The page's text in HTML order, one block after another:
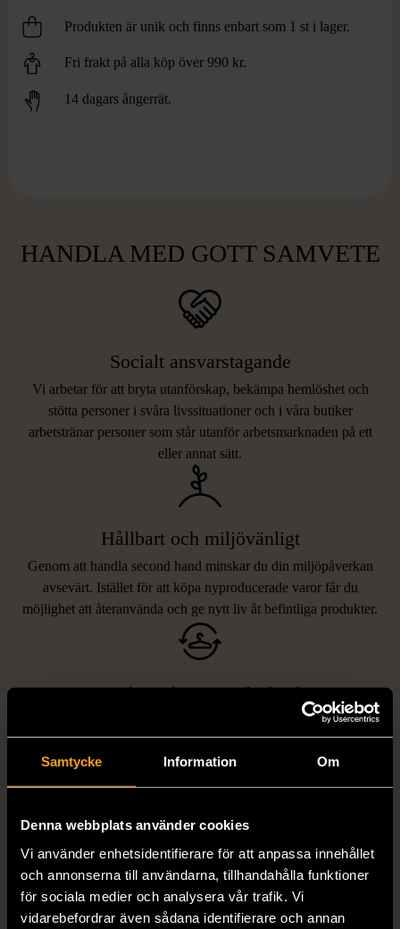
Samtycke Information Om
Denna webbplats använder cookies
Vi använder enhetsidentifierare för att anpassa innehållet
och annonserna till användarna, tillhandahålla funktioner
för sociala medier och analysera vår trafik. Vi
vidarebefordrar även sådana identifierare och annan
Produkten är unik och finns enbart som 1 st i lager.
Fri frakt på alla köp över 990 kr.
14 dagars ångerrät.
HANDLA MED GOTT SAMVETE
Socialt ansvarstagande
Vi arbetar för att bryta utanförskap, bekämpa hemlöshet och
stötta personer i svåra livssituationer och i våra butiker
arbetstränar personer som står utanför arbetsmarknaden på ett
eller annat sätt.
Hållbart och miljövänligt
Genom att handla second hand minskar du din miljöpåverkan
avsevärt. Istället för att köpa nyproducerade varor får du
möjlighet att återanvända och ge nytt liv åt befintliga produkter.
Unika och prisvärda fynd
Vi erbjuder ett brett utbud av varor, allt från kläder och möbler
till böcker och elektronik i våra butiker. Du har chansen att hitta
unika och originella föremål som inte finns i vanliga butiker.
LIKNANDE PRODUKTER
Hitta produkter som påminner om denna